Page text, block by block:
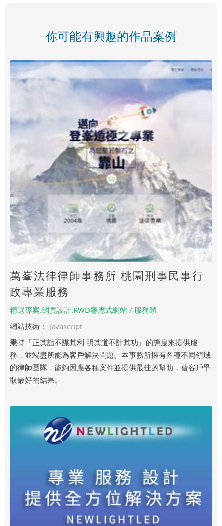
你可能有興趣的作品案例
萬峯法律律師事務所 桃園刑事民事行
政專業服務
精選專案.網頁設計.RWD響應式網站 / 服務類
網站技術： Javascript
秉持『正其誼不謀其利 明其道不計其功』的態度來提供服
務，並竭盡所能為客戶解決問題。本事務所擁有各種不同領域
的律師團隊，能夠因應各種案件並提供最佳的幫助，替客戶爭
取最好的結果。